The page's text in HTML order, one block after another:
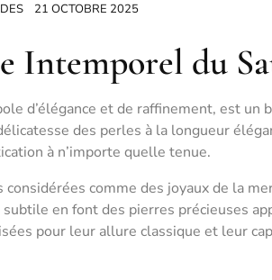
21 OCTOBRE 2025
Intemporel du
d’élégance et de raffinement, est un
des perles à la longueur
à n’importe quelle tenue.
comme des joyaux de la
en font des pierres précieuses
pour leur allure classique et leur